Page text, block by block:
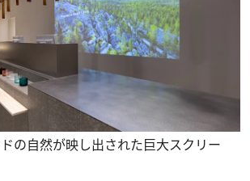
の自然が映し出された巨大スクリー